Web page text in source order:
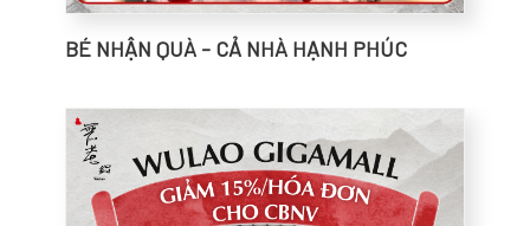
BÉ NHẬN QUÀ - CẢ NHÀ HẠNH PHÚC